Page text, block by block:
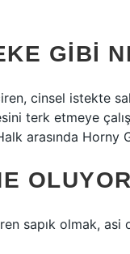
GIBI
cinsel istekte
terk etmeye
arasında
sapık olmak,